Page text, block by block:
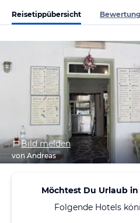
Reisetippübersicht
Bild melden
von Andreas
Möchtest Du Urlaub
Folgende Hotels